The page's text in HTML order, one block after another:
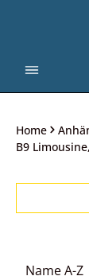
Home
B9